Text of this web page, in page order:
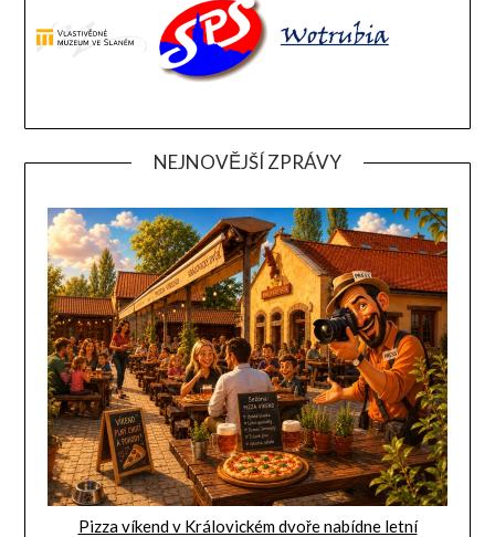
NEJNOVĚJŠÍ ZPRÁVY
Pizza víkend v Královickém dvoře nabídne letní